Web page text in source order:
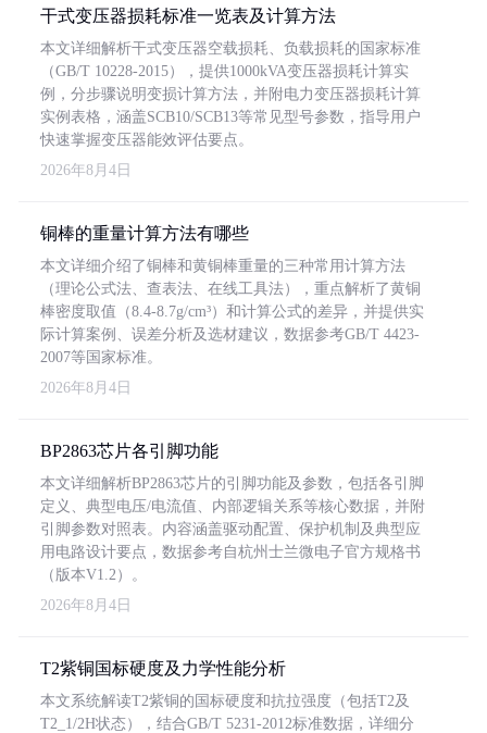
干式变压器损耗标准一览表及计算方法
本文详细解析干式变压器空载损耗、负载损耗的国家标准
（GB/T 10228-2015），提供1000kVA变压器损耗计算实
例，分步骤说明变损计算方法，并附电力变压器损耗计算
实例表格，涵盖SCB10/SCB13等常见型号参数，指导用户
快速掌握变压器能效评估要点。
2026年8月4日
铜棒的重量计算方法有哪些
本文详细介绍了铜棒和黄铜棒重量的三种常用计算方法
（理论公式法、查表法、在线工具法），重点解析了黄铜
棒密度取值（8.4-8.7g/cm³）和计算公式的差异，并提供实
际计算案例、误差分析及选材建议，数据参考GB/T 4423-
2007等国家标准。
2026年8月4日
BP2863芯片各引脚功能
本文详细解析BP2863芯片的引脚功能及参数，包括各引脚
定义、典型电压/电流值、内部逻辑关系等核心数据，并附
引脚参数对照表。内容涵盖驱动配置、保护机制及典型应
用电路设计要点，数据参考自杭州士兰微电子官方规格书
（版本V1.2）。
2026年8月4日
T2紫铜国标硬度及力学性能分析
本文系统解读T2紫铜的国标硬度和抗拉强度（包括T2及
T2_1/2H状态），结合GB/T 5231-2012标准数据，详细分